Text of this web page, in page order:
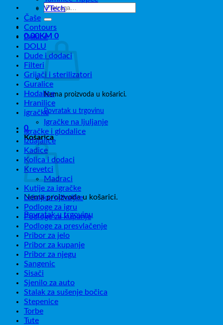
Pretraži:
0,00KM 0
Nema proizvoda u košarici.
Povratak u trgovinu
0
Košarica
Nema proizvoda u košarici.
Povratak u trgovinu
VTech
Čaše
Contours
Dekice
DOLU
Dude i dodaci
Filteri
Grijači i sterilizatori
Guralice
Hodalice
Hranilice
igračke
Igračke na ljuljanje
Igračke i glodalice
Izdajalice
Kadice
Kolica i dodaci
Krevetci
Madraci
Kutije za igračke
Ležaljke/njihaljke
Podloge za igru
Podloge za kupanje
Podloge za presvlačenje
Pribor za jelo
Pribor za kupanje
Pribor za njegu
Sangenic
Sisači
Sjenilo za auto
Stalak za sušenje bočica
Stepenice
Torbe
Tute